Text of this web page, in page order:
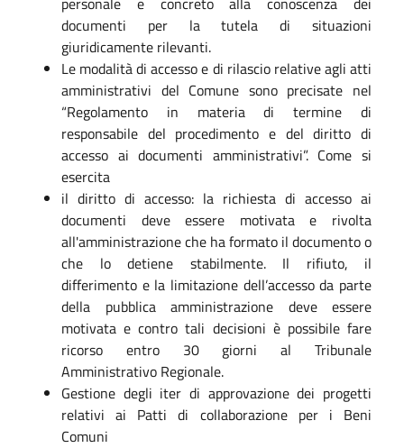
documenti per la tutela di situazioni
giuridicamente rilevanti.
Le modalità di accesso e di rilascio relative agli atti
amministrativi del Comune sono precisate nel
“Regolamento in materia di termine di
responsabile del procedimento e del diritto di
accesso ai documenti amministrativi”. Come si
esercita
il diritto di accesso: la richiesta di accesso ai
documenti deve essere motivata e rivolta
all'amministrazione che ha formato il documento o
che lo detiene stabilmente. Il rifiuto, il
differimento e la limitazione dell’accesso da parte
della pubblica amministrazione deve essere
motivata e contro tali decisioni è possibile fare
ricorso entro 30 giorni al Tribunale
Amministrativo Regionale.
Gestione degli iter di approvazione dei progetti
relativi ai Patti di collaborazione per i Beni
Comuni